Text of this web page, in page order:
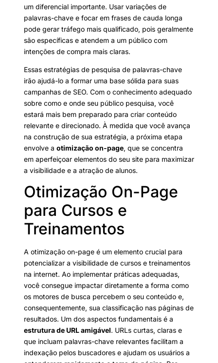
um diferencial importante. Usar variações de
palavras-chave e focar em frases de cauda longa
pode gerar tráfego mais qualificado, pois geralmente
são específicas e atendem a um público com
intenções de compra mais claras.
Essas estratégias de pesquisa de palavras-chave
irão ajudá-lo a formar uma base sólida para suas
campanhas de SEO. Com o conhecimento adequado
sobre como e onde seu público pesquisa, você
estará mais bem preparado para criar conteúdo
relevante e direcionado. À medida que você avança
na construção de sua estratégia, a próxima etapa
envolve a otimização on-page, que se concentra
em aperfeiçoar elementos do seu site para maximizar
a visibilidade e a atração de alunos.
Otimização On-Page
para Cursos e
Treinamentos
A otimização on-page é um elemento crucial para
potencializar a visibilidade de cursos e treinamentos
na internet. Ao implementar práticas adequadas,
você consegue impactar diretamente a forma como
os motores de busca percebem o seu conteúdo e,
consequentemente, sua classificação nas páginas de
resultados. Um dos aspectos fundamentais é a
estrutura de URL amigável. URLs curtas, claras e
que incluam palavras-chave relevantes facilitam a
indexação pelos buscadores e ajudam os usuários a